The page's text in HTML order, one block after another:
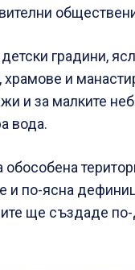
градини,
и
и за малките
вода.
по-ясна
ще създаде